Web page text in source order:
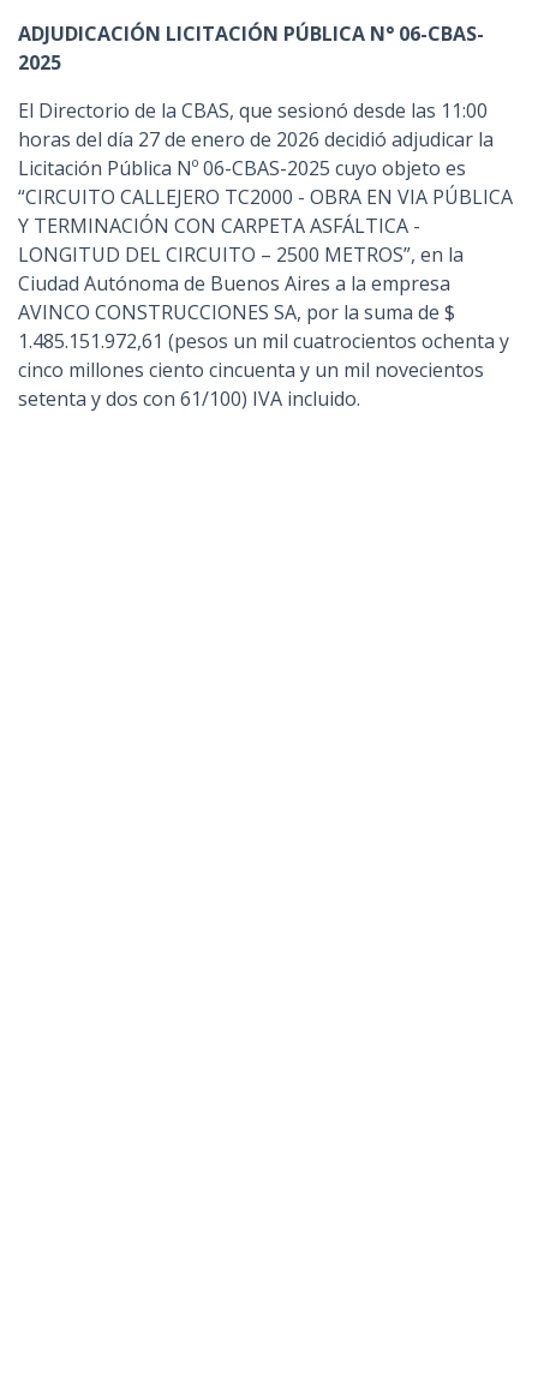
ADJUDICACIÓN LICITACIÓN PÚBLICA N° 06-CBAS-
2025
El Directorio de la CBAS, que sesionó desde las 11:00
horas del día 27 de enero de 2026 decidió adjudicar la
Licitación Pública Nº 06-CBAS-2025 cuyo objeto es
“CIRCUITO CALLEJERO TC2000 - OBRA EN VIA PÚBLICA
Y TERMINACIÓN CON CARPETA ASFÁLTICA -
LONGITUD DEL CIRCUITO – 2500 METROS”, en la
Ciudad Autónoma de Buenos Aires a la empresa
AVINCO CONSTRUCCIONES SA, por la suma de $
1.485.151.972,61 (pesos un mil cuatrocientos ochenta y
cinco millones ciento cincuenta y un mil novecientos
setenta y dos con 61/100) IVA incluido.